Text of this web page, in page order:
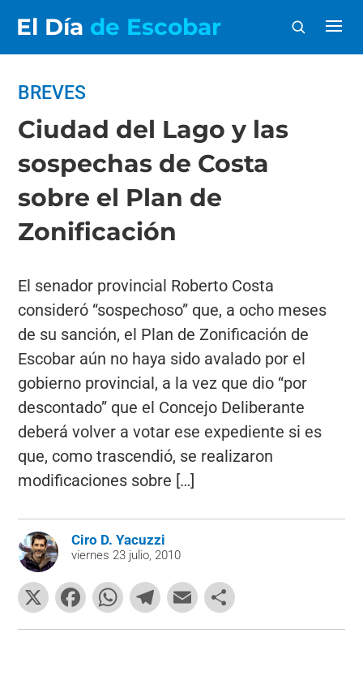
El Día de Escobar
BREVES
Ciudad del Lago y las
sospechas de Costa
sobre el Plan de
Zonificación
El senador provincial Roberto Costa
consideró “sospechoso” que, a ocho meses
de su sanción, el Plan de Zonificación de
Escobar aún no haya sido avalado por el
gobierno provincial, a la vez que dio “por
descontado” que el Concejo Deliberante
deberá volver a votar ese expediente si es
que, como trascendió, se realizaron
modificaciones sobre […]
Ciro D. Yacuzzi
viernes 23 julio, 2010
X
F
a
W
h
T
el
E
m o